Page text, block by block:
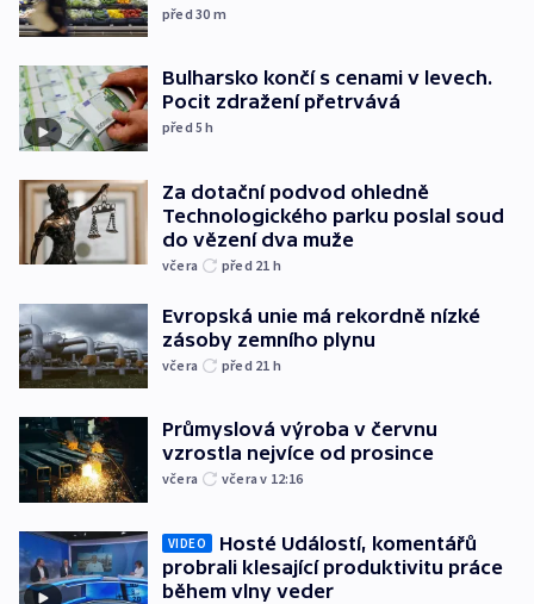
před 30 m
Bulharsko končí s cenami v levech.
Pocit zdražení přetrvává
před 5h
Za dotační podvod ohledně
Technologického parku poslal soud
do vězení dva muže
včera před 21 h
Evropská unie má rekordně nízké
zásoby zemního plynu
včera před 21 h
Průmyslová výroba v červnu
vzrostla nejvíce od prosince
včera včera v 12:16
VIDEO
Hosté Událostí, komentářů
probrali klesající produktivitu práce
během vlny veder